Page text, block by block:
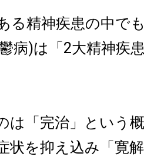
る精神疾患の中で
病)は「2大精神疾
は「完治」という
状を抑え込み「寛